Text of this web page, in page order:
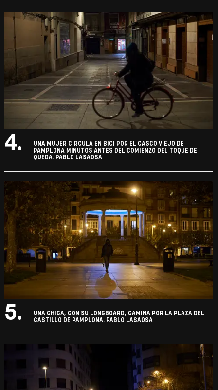
4.
UNA MUJER CIRCULA EN BICI POR EL CASCO VIEJO DE
PAMPLONA MINUTOS ANTES DEL COMIENZO DEL TOQUE DE
QUEDA. PABLO LASAOSA
5.
UNA CHICA, CON SU LONGBOARD, CAMINA POR LA PLAZA DEL
CASTILLO DE PAMPLONA. PABLO LASAOSA